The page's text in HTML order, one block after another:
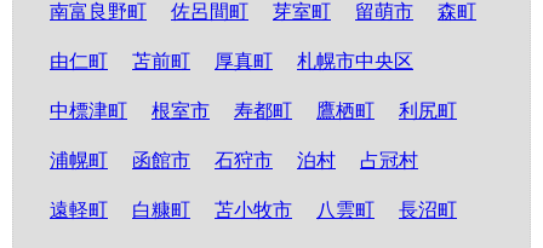
南富良野町 佐呂間町 芽室町 留萌市 森町
由仁町 苫前町 厚真町 札幌市中央区
中標津町 根室市 寿都町 鷹栖町 利尻町
浦幌町 函館市 石狩市 泊村 占冠村
遠軽町 白糠町 苫小牧市 八雲町 長沼町